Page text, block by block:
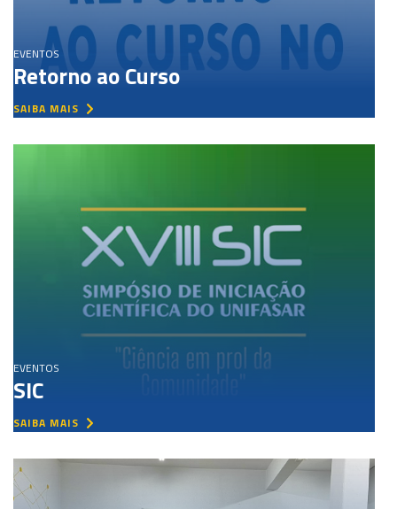
EVENTOS
Retorno ao Curso
SAIBA MAIS
EVENTOS
SIC
SAIBA MAIS